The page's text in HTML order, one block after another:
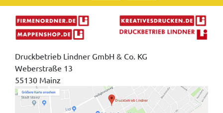
Druckbetrieb Lindner GmbH & Co. KG
Weberstraße 13
55130 Mainz